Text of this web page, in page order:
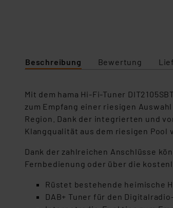
Beschreibung Bewertung
Mit dem hama Hi-Fi-Tuner
zum Empfang einer riesigen
Region. Dank der integrierten und
Klangqualität aus dem riesigen Pool
Dank der zahlreichen Anschlüsse
Fernbedienung oder über die
Rüstet bestehende heimische
DAB+ Tuner für den